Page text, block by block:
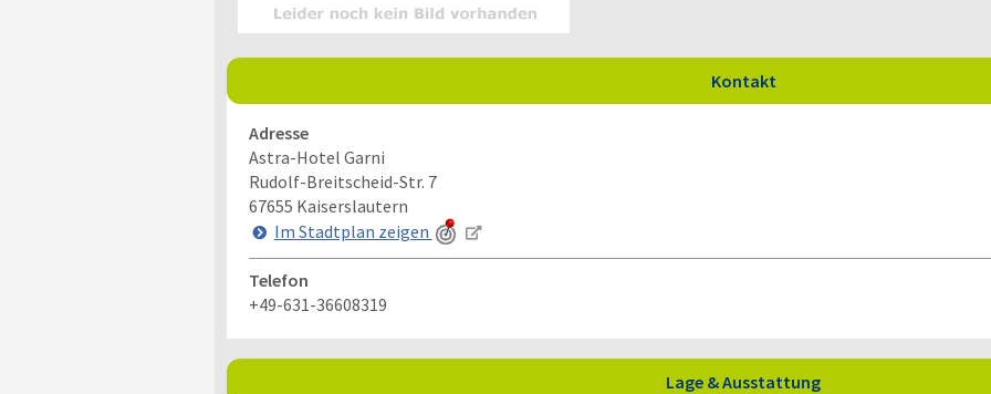
Kontakt
Adresse
Astra-Hotel Garni
Rudolf-Breitscheid-Str. 7
67655 Kaiserslautern
Im Stadtplan zeigen
Telefon
+49-631-36608319
Lage & Ausstattung